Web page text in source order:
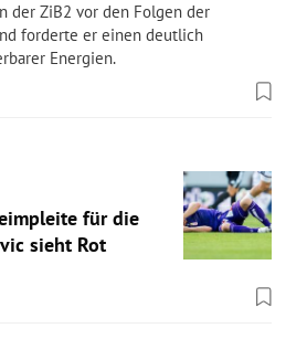
der ZiB2 vor den Folgen der
forderte er einen deutlich
Energien.
für die
sieht Rot